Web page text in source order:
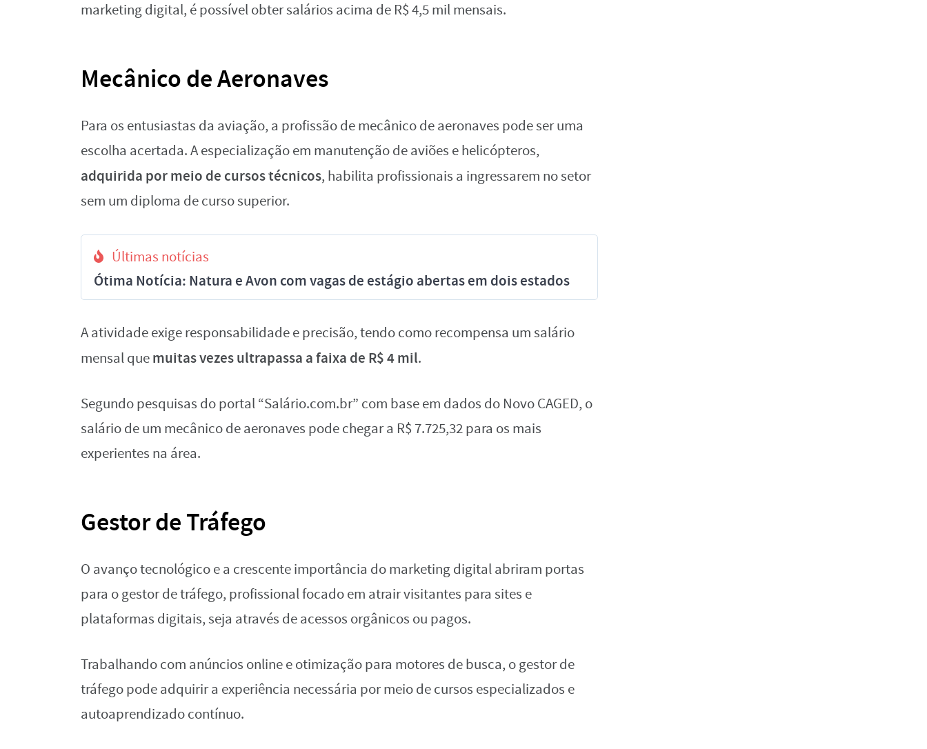
marketing digital, é possível obter salários acima de R$ 4,5 mil mensais.
Mecânico de Aeronaves
Para os entusiastas da aviação, a profissão de mecânico de aeronaves pode ser uma
escolha acertada. A especialização em manutenção de aviões e helicópteros,
adquirida por meio de cursos técnicos, habilita profissionais a ingressarem no setor
sem um diploma de curso superior.
Últimas notícias
Ótima Notícia: Natura e Avon com vagas de estágio abertas em dois estados
A atividade exige responsabilidade e precisão, tendo como recompensa um salário
mensal quemuitas vezes ultrapassa a faixa de R$ 4 mil.
Segundo pesquisas do portal “Salário.com.br” com base em dados do Novo CAGED, o
salário de um mecânico de aeronaves pode chegar a R$ 7.725,32 para os mais
experientes na área.
Gestor de Tráfego
O avanço tecnológico e a crescente importância do marketing digital abriram portas
para o gestor de tráfego, profissional focado em atrair visitantes para sites e
plataformas digitais, seja através de acessos orgânicos ou pagos.
Trabalhando com anúncios online e otimização para motores de busca, o gestor de
tráfego pode adquirir a experiência necessária por meio de cursos especializados e
autoaprendizado contínuo.